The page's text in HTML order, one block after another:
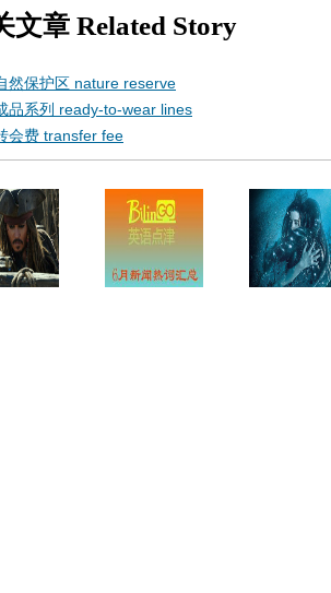
文章 Related Story
然保护区 nature reserve
品系列 ready-to-wear lines
会费 transfer fee